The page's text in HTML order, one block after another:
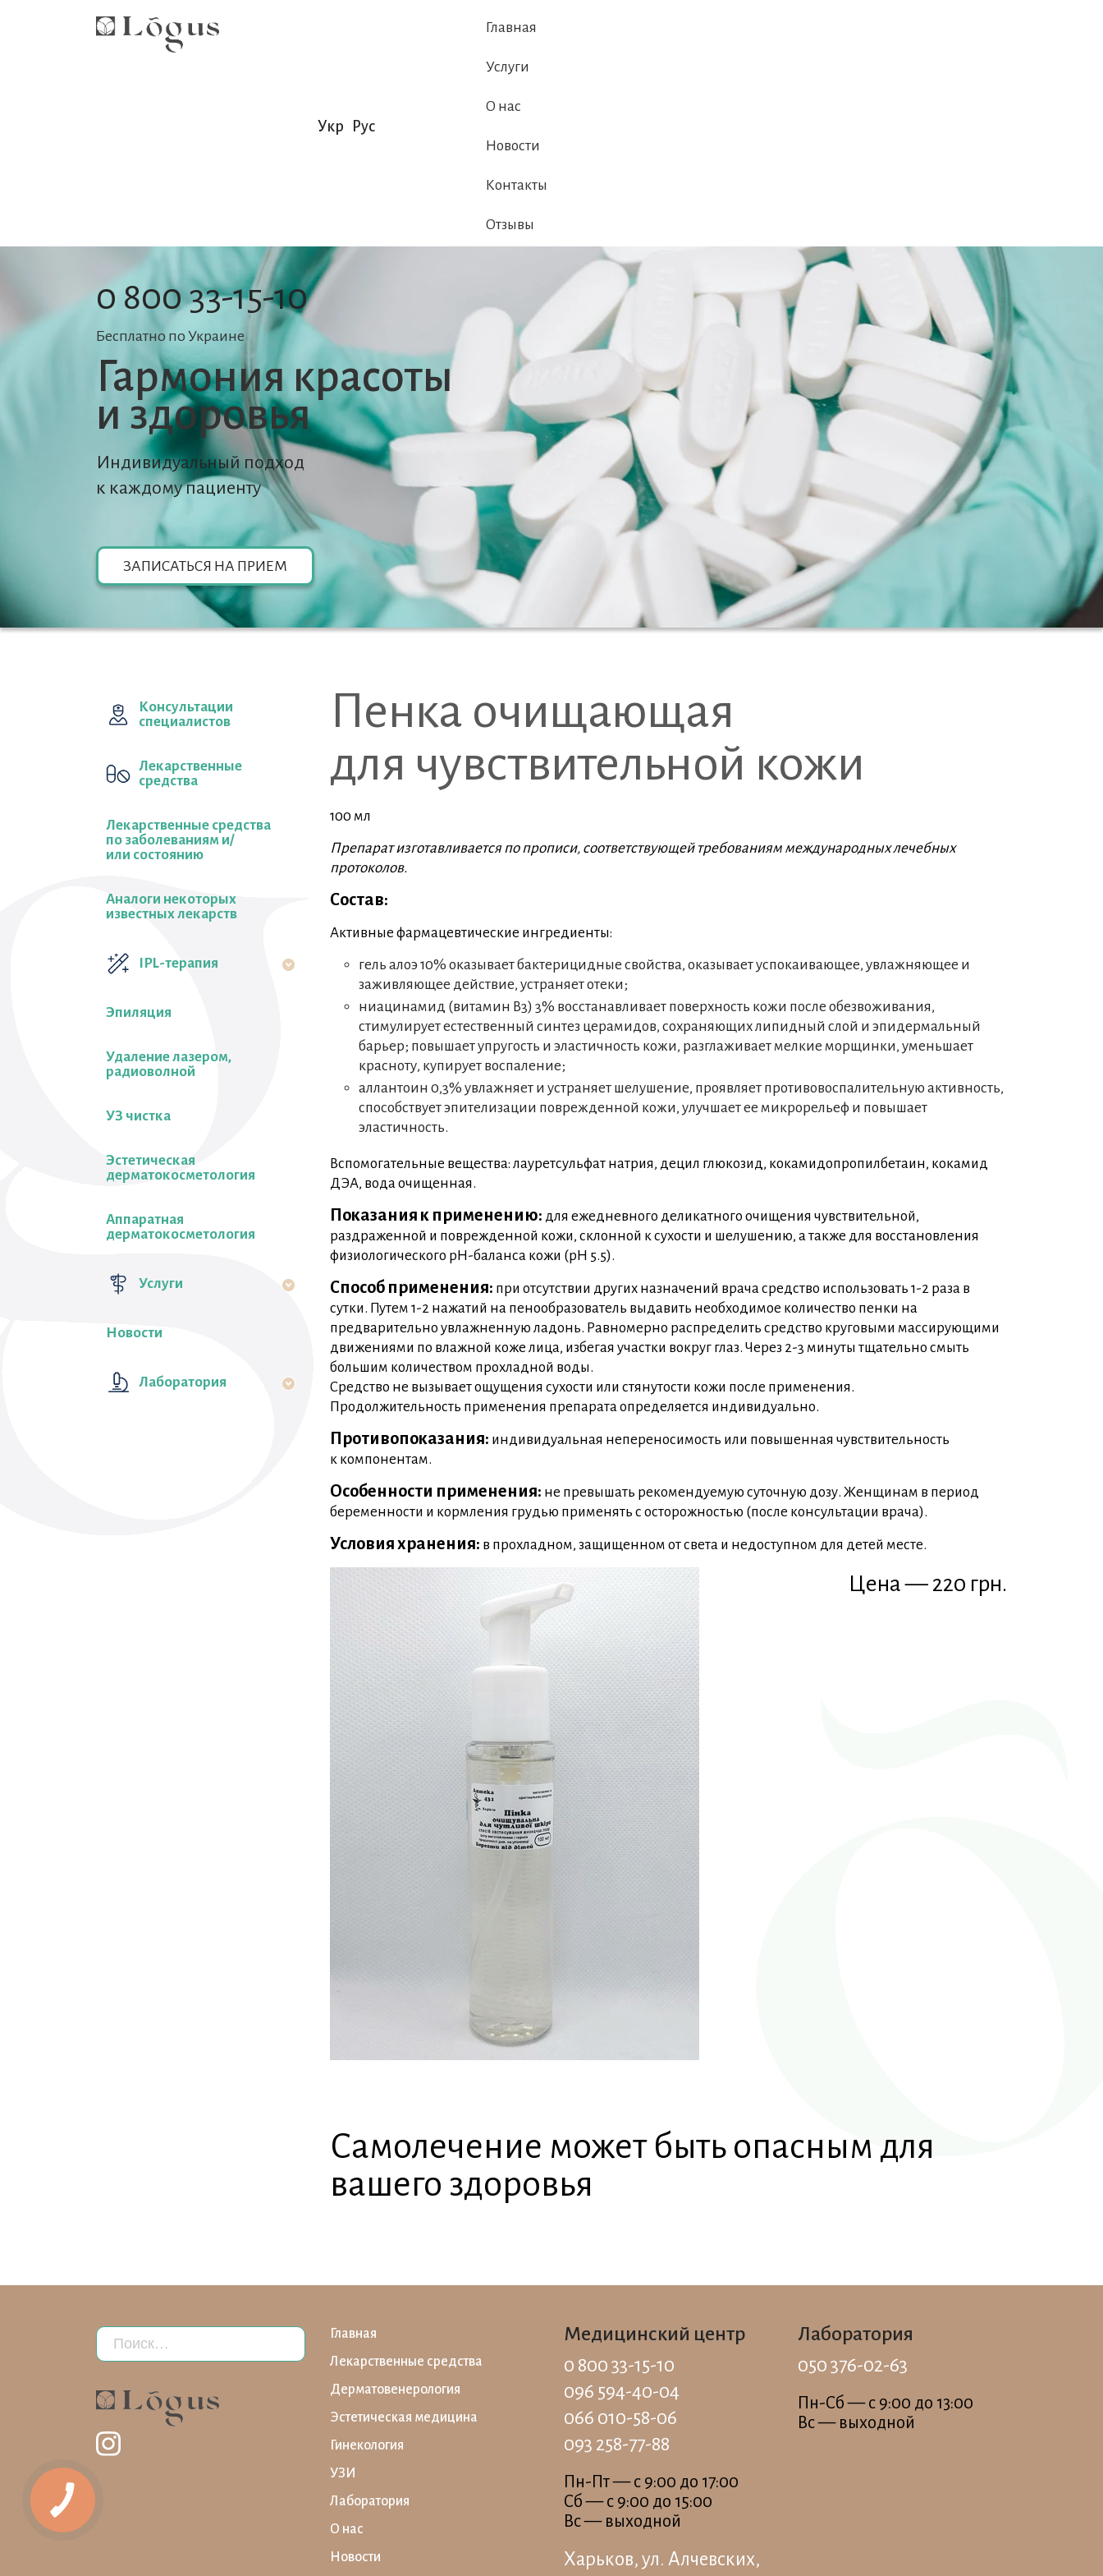
Укр Рус
Главная
Услуги
О нас
Новости
Контакты
Отзывы
0 800 33-15-10
Бесплатно по Украине
Гармония красоты
и здоровья
Индивидуальный подход
к каждому пациенту
ЗАПИСАТЬСЯ НА ПРИЕМ
Консультации
специалистов
Лекарственные
средства
Лекарственные средства
по заболеваниям и/
или состоянию
Аналоги некоторых
известных лекарств
IPL-терапия
Эпиляция
Удаление лазером,
радиоволной
УЗ чистка
Эстетическая
дерматокосметология
Аппаратная
дерматокосметология
Услуги
Новости
Лаборатория
Пенка очищающая
для чувствительной кожи
100 мл
Препарат изготавливается по прописи, соответствующей требованиям международных лечебных
протоколов.
Состав:
Активные фармацевтические ингредиенты:
гель алоэ 10% оказывает бактерицидные свойства, оказывает успокаивающее, увлажняющее и
заживляющее действие, устраняет отеки;
ниацинамид (витамин В3) 3% восстанавливает поверхность кожи после обезвоживания,
стимулирует естественный синтез церамидов, сохраняющих липидный слой и эпидермальный
барьер; повышает упругость и эластичность кожи, разглаживает мелкие морщинки, уменьшает
красноту, купирует воспаление;
аллантоин 0,3% увлажняет и устраняет шелушение, проявляет противовоспалительную активность,
способствует эпителизации поврежденной кожи, улучшает ее микрорельеф и повышает
эластичность.
Вспомогательные вещества: лауретсульфат натрия, децил глюкозид, кокамидопропилбетаин, кокамид
ДЭА, вода очищенная.
Показания к применению: для ежедневного деликатного очищения чувствительной,
раздраженной и поврежденной кожи, склонной к сухости и шелушению, а также для восстановления
физиологического рН-баланса кожи (pН 5.5).
Способ применения: при отсутствии других назначений врача средство использовать 1-2 раза в
сутки. Путем 1-2 нажатий на пенообразователь выдавить необходимое количество пенки на
предварительно увлажненную ладонь. Равномерно распределить средство круговыми массирующими
движениями по влажной коже лица, избегая участки вокруг глаз. Через 2-3 минуты тщательно смыть
большим количеством прохладной воды.
Средство не вызывает ощущения сухости или стянутости кожи после применения.
Продолжительность применения препарата определяется индивидуально.
Противопоказания: индивидуальная непереносимость или повышенная чувствительность
к компонентам.
Особенности применения: не превышать рекомендуемую суточную дозу. Женщинам в период
беременности и кормления грудью применять с осторожностью (после консультации врача).
Условия хранения: в прохладном, защищенном от света и недоступном для детей месте.
Цена — 220 грн.
Самолечение может быть опасным для
вашего здоровья
Главная
Лекарственные средства
Дерматовенерология
Эстетическая медицина
Гинекология
УЗИ
Лаборатория
О нас
Новости
Медицинский центр
0 800 33-15-10
096 594-40-04
066 010-58-06
093 258-77-88
Пн-Пт — c 9:00 до 17:00
Сб — c 9:00 до 15:00
Вс — выходной
Харьков, ул. Алчевских,
Лаборатория
050 376-02-63
Пн-Сб — c 9:00 до 13:00
Вс — выходной